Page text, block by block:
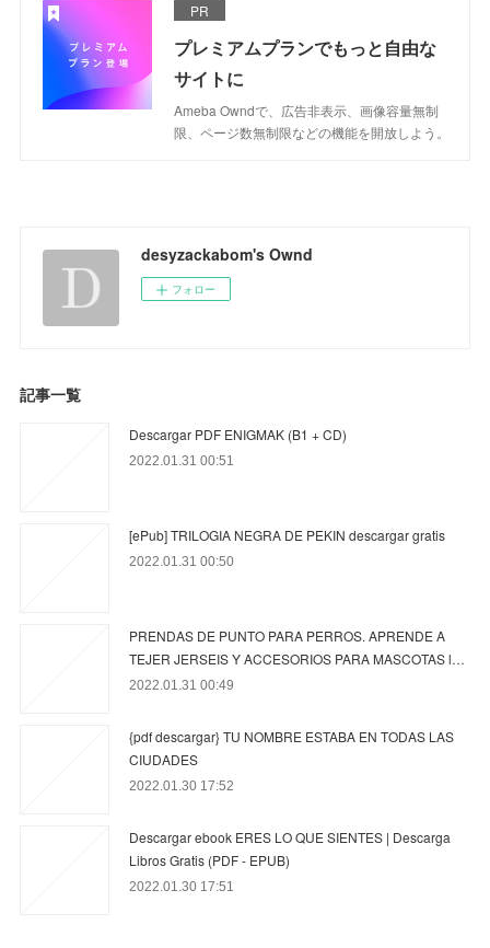
PR
プレミアムプランでもっと自由な
サイトに
Ameba Owndで、広告非表示、画像容量無制
限、ページ数無制限などの機能を開放しよう。
desyzackabom's Ownd
フォロー
記事一覧
Descargar PDF ENIGMAK (B1 + CD)
2022.01.31 00:51
[ePub] TRILOGIA NEGRA DE PEKIN descargar gratis
2022.01.31 00:50
PRENDAS DE PUNTO PARA PERROS. APRENDE A
TEJER JERSEIS Y ACCESORIOS PARA MASCOTAS l…
2022.01.31 00:49
{pdf descargar} TU NOMBRE ESTABA EN TODAS LAS
CIUDADES
2022.01.30 17:52
Descargar ebook ERES LO QUE SIENTES | Descarga
Libros Gratis (PDF - EPUB)
2022.01.30 17:51